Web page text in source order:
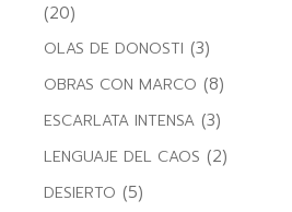
(20)
OLAS DE DONOSTI (3)
OBRAS CON MARCO (8)
ESCARLATA INTENSA (3)
LENGUAJE DEL CAOS (2)
DESIERTO (5)